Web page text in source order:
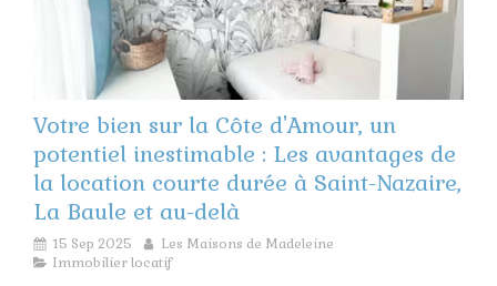
Votre bien sur la Côte d'Amour, un
potentiel inestimable : Les avantages de
la location courte durée à Saint-Nazaire,
La Baule et au-delà
15 Sep 2025
Les Maisons de Madeleine
Immobilier locatif